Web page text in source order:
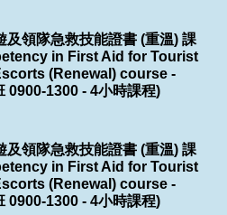
領隊急救技能證書 (重溫) 課
in First Aid for Tourist
(Renewal) course -
0900-1300 - 4小時課程)
領隊急救技能證書 (重溫) 課
in First Aid for Tourist
(Renewal) course -
0900-1300 - 4小時課程)